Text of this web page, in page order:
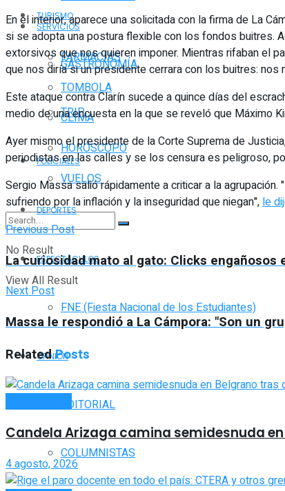
SERVICIOS
FARMACIAS
TOMBOLA
CLIMA
HORÓSCOPO
VUELOS
No Result
View All Result
TURISMO
GASTRONOMÍA
TRIP
POLICIALES
DEPORTES
ESPECTÁCULOS
FNE (Fiesta Nacional de los Estudiantes)
OPINIÓN
EDITORIAL
COLUMNISTAS
En el interior, aparece una solicitada con la firma de La
si se adopta una postura flexible con los fondos buitres.
extorsivos que nos quieren imponer. Mientras rifaban el
que nos diría si un presidente cerrara con los buitres: nos
Este ataque contra Clarín sucede a quince días del
medio de una encuesta en la que se reveló que Máximo
Ayer mismo el presidente de la Corte Suprema de
periodistas en las calles y se los censura es peligroso,
Sergio Massa salió rápidamente a criticar a la
sufriendo por la inflación y la inseguridad que niegan",le
Previous Post
La curiosidad mato al gato: Clicks engañosos
Next Post
Massa le respondió a La Cámpora: "Son un
RelatedPosts
Candela Arizaga camina semidesnuda
4 agosto, 2026